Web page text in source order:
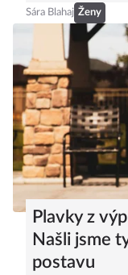
Sára Blahaj Ženy
Plavky z
Našli jsme
postavu